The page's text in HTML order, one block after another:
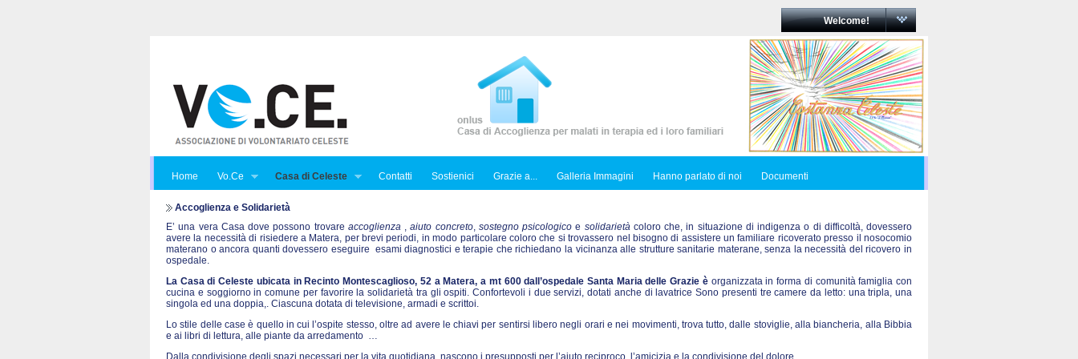
Welcome!
Home Vo.Ce Casa di Celeste Contatti Sostienici Grazie a... Galleria Immagini Hanno parlato di noi Documenti
Accoglienza e Solidarietà
E’ una vera Casa dove possono trovare accoglienza,aiuto concreto, sostegno psicologico e solidarietàcoloro che, in situazione di indigenza o di difficoltà, dovessero
avere la necessità di risiedere a Matera, per brevi periodi, in modo particolare coloro che si trovassero nel bisogno di assistere un familiare ricoverato presso il nosocomio
materano o ancora quanti dovessero eseguire esami diagnostici e terapie che richiedano la vicinanza alle strutture sanitarie materane, senza la necessità del ricovero in
ospedale.
La Casa di Celeste ubicata in Recinto Montescaglioso, 52 a Matera, a mt 600 dall’ospedale Santa Maria delle Grazie èorganizzata in forma di comunità famiglia con
cucina e soggiorno in comune per favorire la solidarietà tra gli ospiti. Confortevoli i due servizi, dotati anche di lavatrice Sono presenti tre camere da letto: una tripla, una
singola ed una doppia,. Ciascuna dotata di televisione, armadi e scrittoi.
Lo stile delle case è quello in cui l’ospite stesso, oltre ad avere le chiavi per sentirsi libero negli orari e nei movimenti, trova tutto, dalle stoviglie, alla biancheria, alla Bibbia
e ai libri di lettura, alle piante da arredamento …
Dalla condivisione degli spazi necessari per la vita quotidiana, nascono i presupposti per l’aiuto reciproco, l’amicizia e la condivisione del dolore.